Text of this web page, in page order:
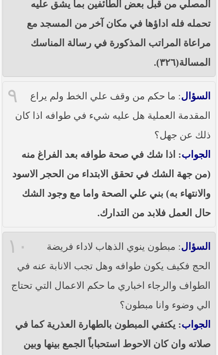
المصلي من قبل بعض الطائفين بما يشق عليه
تحمله فله اداؤها في مكان آخر من المسجد مع
مراعاة المراتب المذكورة في رسالة المناسك
المسالة(٣٢٦).
٩ السؤال: ما حكم من وقف علي الخط ولم يراع
المقدمة العملية هل عليه شيء في طوافه اذا كان
ذلك عن جهل؟
الجواب: اذا شك في صحة طوافه بعد الفراغ منه
(من جهة الشك في تحقق الابتداء من الحجر الاسود
والانتهاء به) بني علي الصحة واما مع وجود الشك
حال العمل فلابد من التدارك.
١٠ السؤال: مبطون ينوي الذهاب لاداء فريضة
الحج فكيف يكون طوافه وهل تجب الانابة عنه في
الطواف والرجاء اخباري ما حكم الاعمال التي تحتاج
الي وضوء وانا مبطون؟
الجواب: يكتفي المبطون بالطهارة العذرية كما في
صلاته وان كان الاحوط استحباباً الجمع بينها وبين